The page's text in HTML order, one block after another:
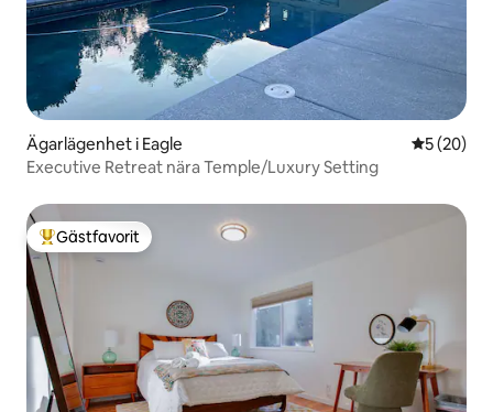
Ägarlägenhet i Eagle 5 av 5 i
5 (20)
Executive Retreat nära Temple/Luxury Setting
Populär gästfavorit
Gästfavorit